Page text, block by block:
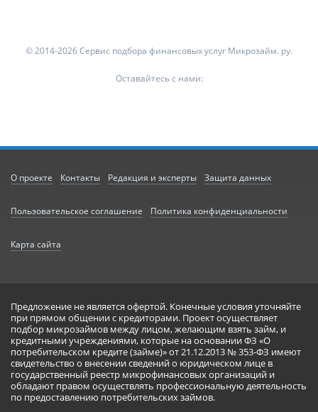
© 2014-2026 Сервис подбора финансовых услуг Микрозайм. ру.
Оставайтесь с нами:
О проекте Контакты Редакция и эксперты Защита данных
Пользовательское соглашение Политика конфиденциальности
Карта сайта
Предложение не является офертой. Конечные условия уточняйте
при прямом общении с кредиторами. Проект осуществляет
подбор микрозаймов между лицом, желающим взять займ, и
кредитными учреждениями, которые на основании ФЗ «О
потребительском кредите (займе)» от 21.12.2013 № 353-ФЗ имеют
свидетельство о внесении сведений о юридическом лице в
государственный реестр микрофинансовых организаций и
обладают правом осуществлять профессиональную деятельность
по предоставлению потребительских займов.